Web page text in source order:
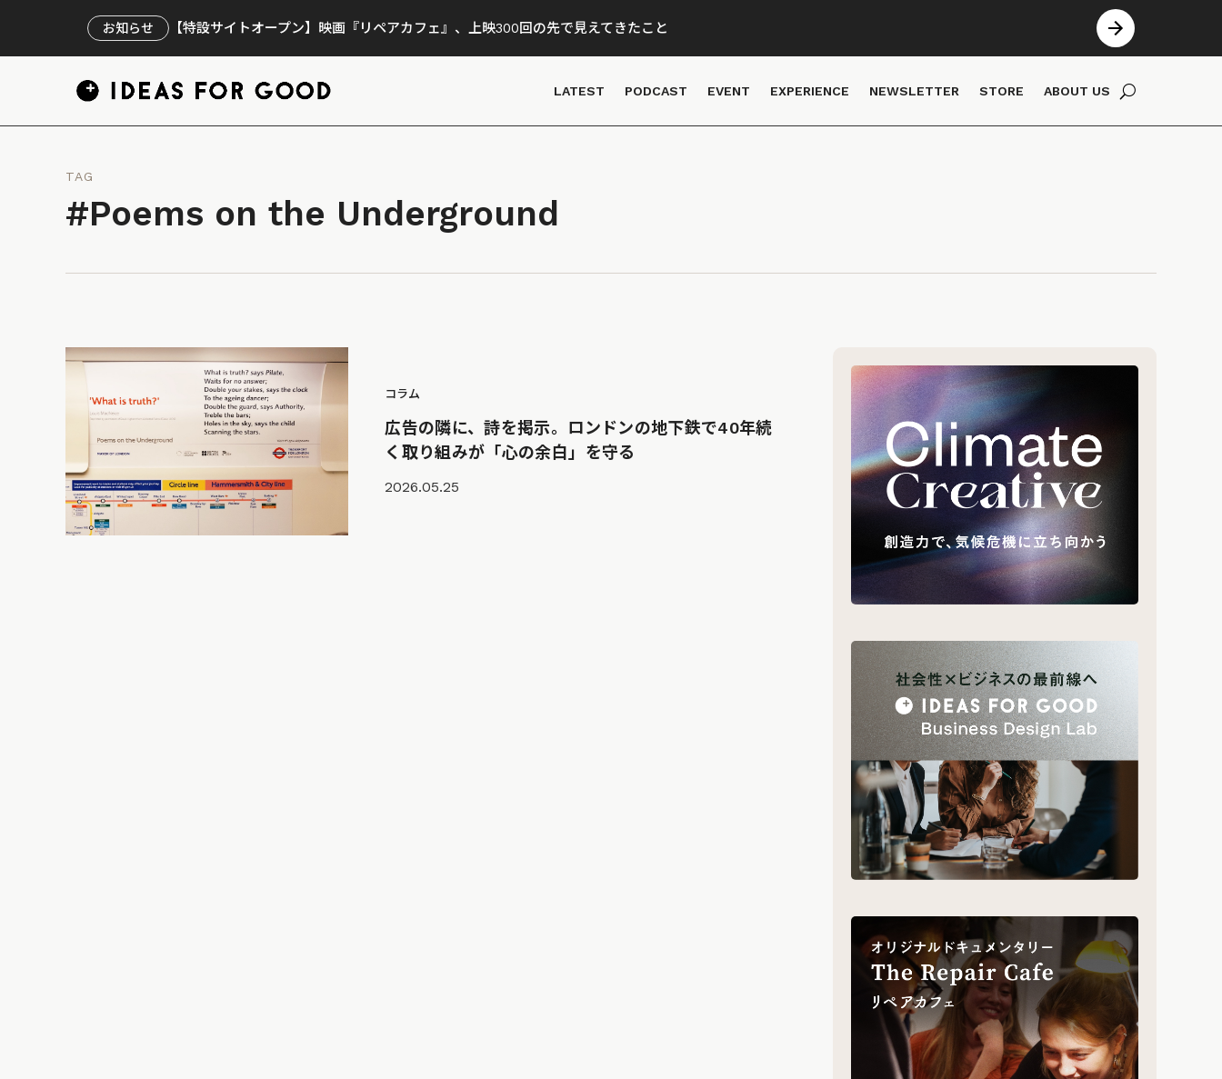
お知らせ 【特設サイトオープン】映画『リペアカフェ』、上映300回の先で見えてきたこと
LATEST PODCAST EVENT EXPERIENCE NEWSLETTER STORE ABOUT US
TAG
#Poems on the Underground
コラム
広告の隣に、詩を掲示。ロンドンの地下鉄で40年続
く取り組みが「心の余白」を守る
2026.05.25